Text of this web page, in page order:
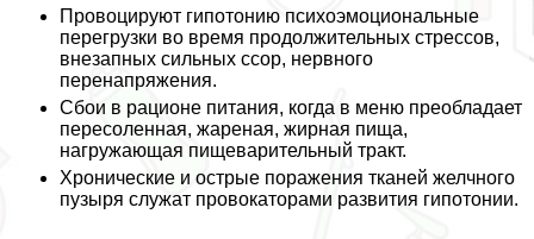
Провоцируют гипотонию психоэмоциональные
перегрузки во время продолжительных стрессов,
внезапных сильных ссор, нервного
перенапряжения.
Сбои в рационе питания, когда в меню преобладает
пересоленная, жареная, жирная пища,
нагружающая пищеварительный тpaкт.
Хронические и острые поражения тканей желчного
пузыря служат провокаторами развития гипотонии.